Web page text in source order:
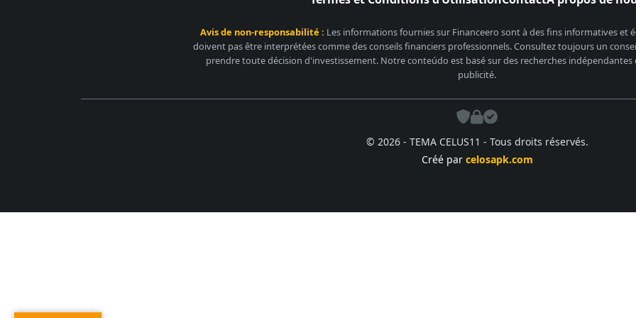
Avis de non-responsabilité : Les informations fournies sur Financeero sont à des fins informatives et
doivent pas être interprétées comme des conseils financiers professionnels. Consultez toujours un
prendre toute décision d'investissement. Notre conteúdo est basé sur des recherches indépendantes
publicité.
© 2026 - TEMA CELUS11 - Tous droits réservés.
Créé par celosapk.com